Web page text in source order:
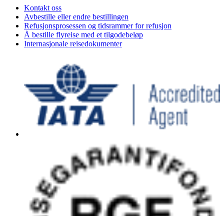
Kontakt oss
Avbestille eller endre bestillingen
Refusjonsprosessen og tidsrammer for refusjon
Å bestille flyreise med et tilgodebeløp
Internasjonale reisedokumenter